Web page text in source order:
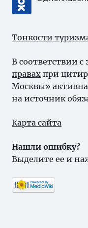
Тонкости
В соответствии с
правах при
Москвы»
на источник
Карта сайта
Нашли ошибку?
Выделите ее и